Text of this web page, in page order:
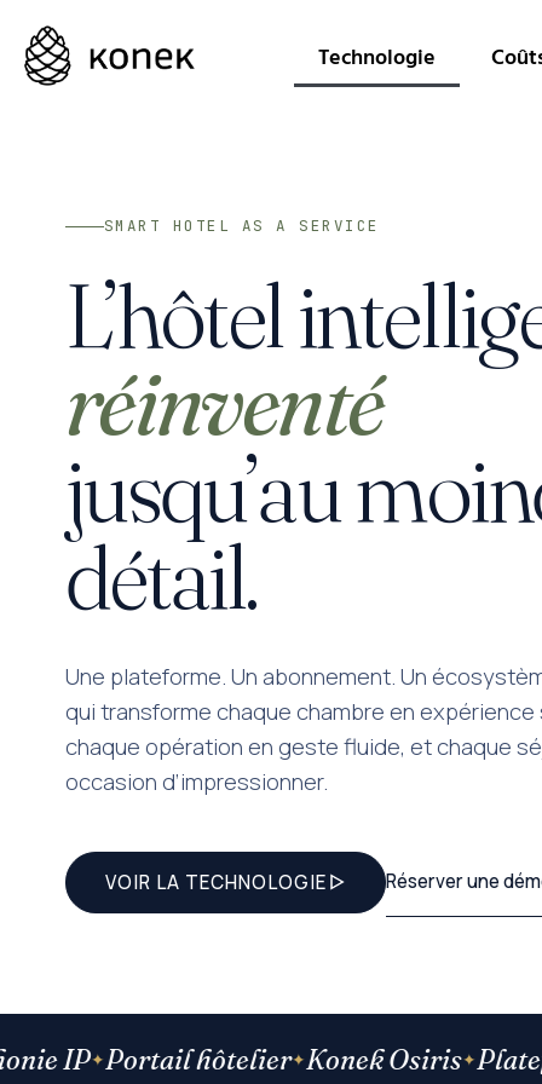
Technologie
SMART HOTEL AS A SERVICE
L’hôtel
réinventé
jusqu’au
détail.
Une plateforme. Un abonnement. Un
qui transforme chaque chambre en expérience
chaque opération en geste fluide, et chaque
occasion d’impressionner.
VOIR LA TECHNOLOGIE Réserver une
IP Portail hôtelier Konek Osiris